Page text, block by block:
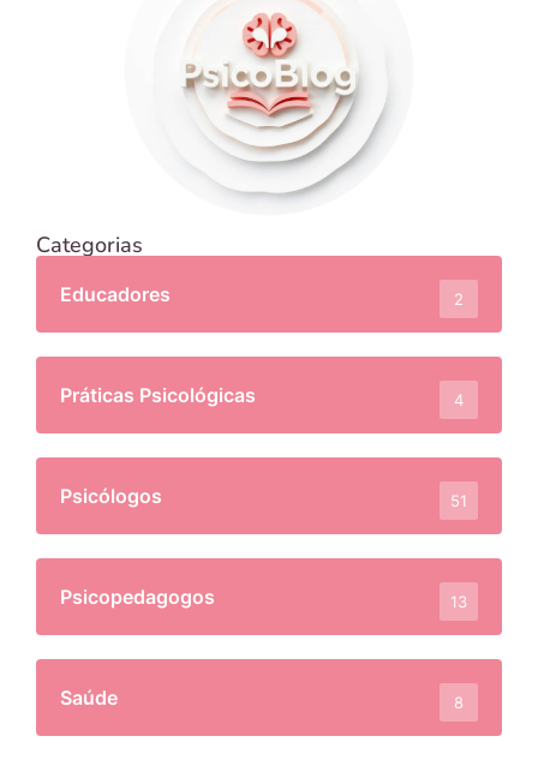
Categorias
Educadores 2
Práticas Psicológicas 4
Psicólogos 51
Psicopedagogos 13
Saúde 8